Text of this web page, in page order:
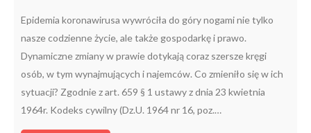
Epidemia koronawirusa wywróciła do góry nogami nie tylko
nasze codzienne życie, ale także gospodarkę i prawo.
Dynamiczne zmiany w prawie dotykają coraz szersze kręgi
osób, w tym wynajmujących i najemców. Co zmieniło się w ich
sytuacji? Zgodnie z art. 659 § 1 ustawy z dnia 23 kwietnia
1964r. Kodeks cywilny (Dz.U. 1964 nr 16, poz.…